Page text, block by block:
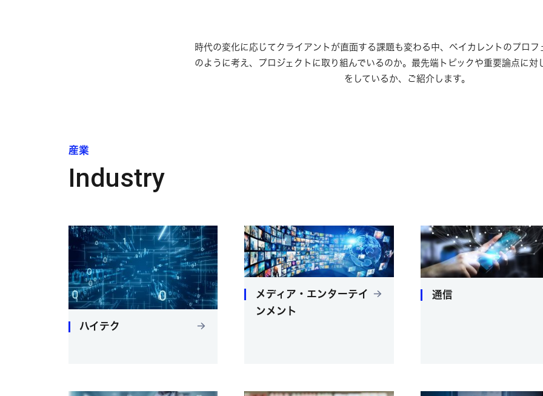
時代の変化に応じてクライアントが直面する課題も変わる中、ベイカレントのプロフ
のように考え、プロジェクトに取り組んでいるのか。最先端トピックや重要論点に対
をしているか、ご紹介します。
産業
Industry
ハイテク
メディア・エンターテイ
ンメント
通信